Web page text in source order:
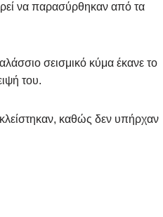
να παρασύρθηκαν από τα
σεισμικό κύμα έκανε το
του.
καθώς δεν υπήρχαν